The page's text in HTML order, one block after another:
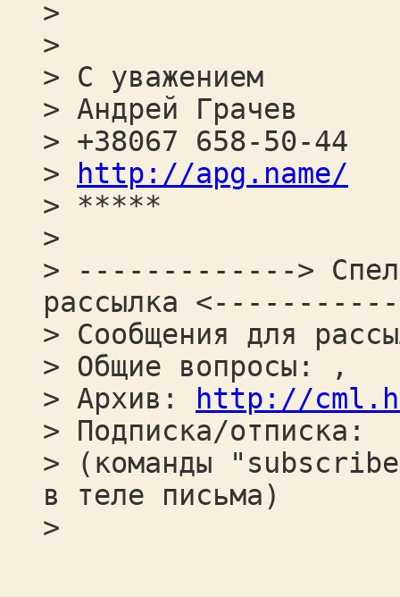
>
>
> С уважением
> Андрей Грачев
> +38067 658-50-44
>
http://apg.name/
> *****
>
> ------------->
рассылка
> Сообщения для
> Общие вопросы: ,
> Архив:
http://
> Подписка/отписка:
> (команды
в теле письма)
>